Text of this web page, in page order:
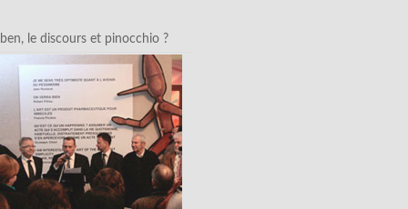
ben, le discours et pinocchio ?